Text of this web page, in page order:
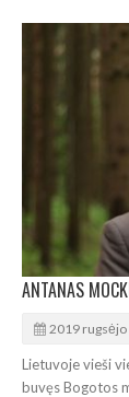
2019 rugsėjo
Lietuvoje vieši
buvęs Bogotos